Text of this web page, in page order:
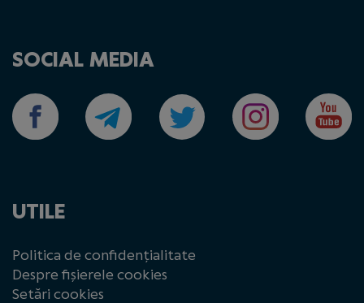
SOCIAL MEDIA
UTILE
Politica de confidențialitate
Despre fișierele cookies
Setări cookies